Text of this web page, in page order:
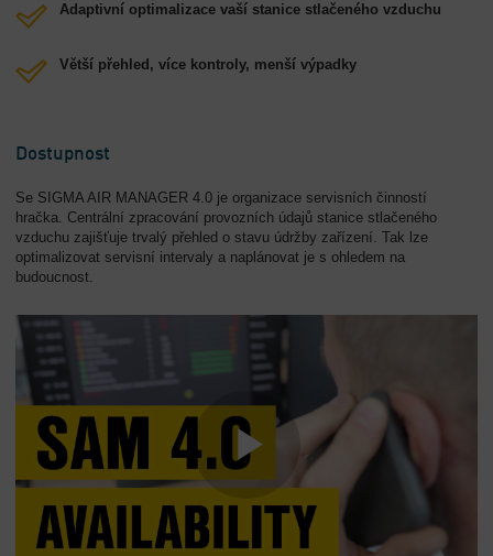
Adaptivní optimalizace vaší stanice stlačeného vzduchu
Větší přehled, více kontroly, menší výpadky
Dostupnost
Se SIGMA AIR MANAGER 4.0 je organizace servisních činností
hračka. Centrální zpracování provozních údajů stanice stlačeného
vzduchu zajišťuje trvalý přehled o stavu údržby zařízení. Tak lze
optimalizovat servisní intervaly a naplánovat je s ohledem na
budoucnost.